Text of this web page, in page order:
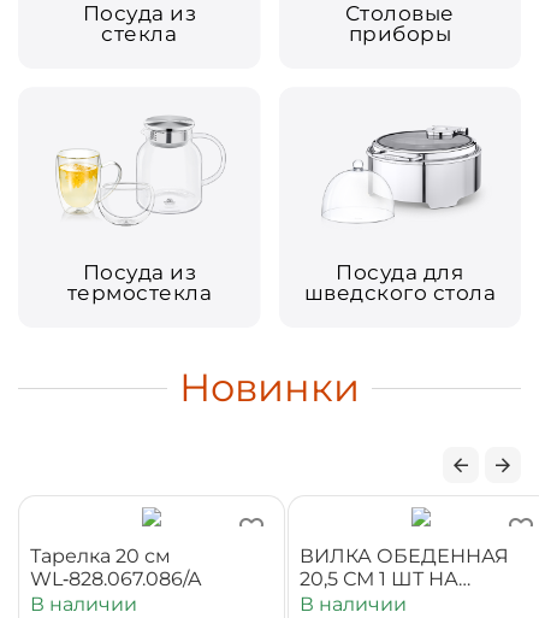
Посуда из
стекла
Столовые
приборы
Посуда из
термостекла
Посуда для
шведского стола
Новинки
ВИЛКА ОБЕДЕННАЯ
20,5 СМ 1 ШТ НА
БЛИСТЕРЕ
В наличии
Набор стаканов
- 6 шт
В наличии